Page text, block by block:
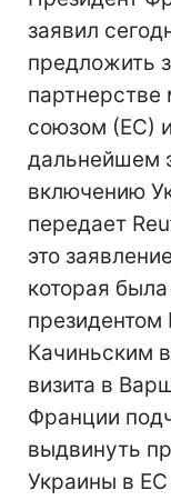
заявил
предложить
союзом (ЕС)
дальнейшем
включению
передает
это
которая
Качиньским
визита в
Франции
выдвинуть
Украины в ЕС